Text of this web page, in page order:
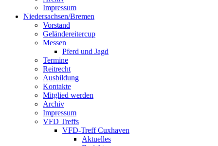
Impressum
Niedersachsen/Bremen
Vorstand
Geländereitercup
Messen
Pferd und Jagd
Termine
Reitrecht
Ausbildung
Kontakte
Mitglied werden
Archiv
Impressum
VFD Treffs
VFD-Treff Cuxhaven
Aktuelles